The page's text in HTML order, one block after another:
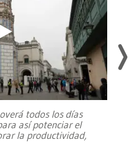
todos los días
así potenciar el
la productividad,